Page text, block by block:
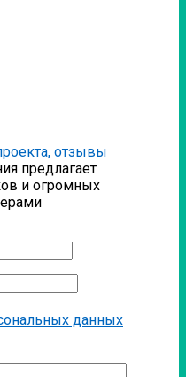
отзывы
предлагает
и огромных
данных